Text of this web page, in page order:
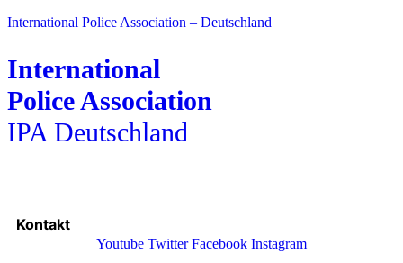
International Police Association – Deutschland
International
Police Association
IPA Deutschland
Kontakt
Youtube Twitter Facebook Instagram